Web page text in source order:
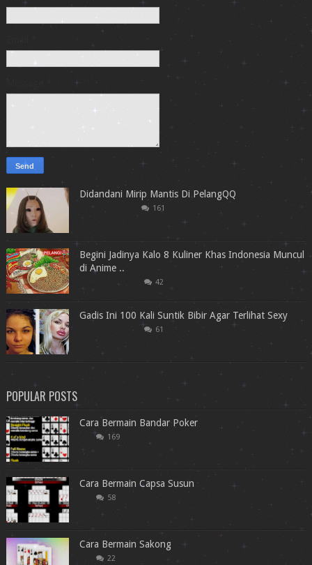
Email
Didandani Mirip Mantis Di PelangQQ
161
Begini Jadinya Kalo 8 Kuliner Khas Indonesia Muncul
di Anime ..
42
Gadis Ini 100 Kali Suntik Bibir Agar Terlihat Sexy
61
POPULAR POSTS
Cara Bermain Bandar Poker
169
Cara Bermain Capsa Susun
58
Cara Bermain Sakong
22